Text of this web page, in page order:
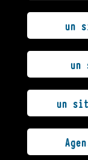
un
un